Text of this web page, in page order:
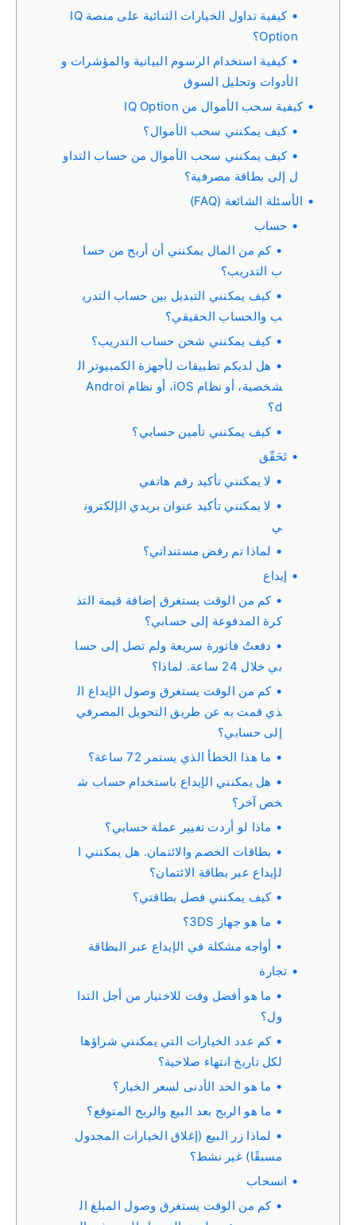
كيفية تداول الخيارات الثنائية على منصة IQ
Option؟
كيفية استخدام الرسوم البيانية والمؤشرات و
الأدوات وتحليل السوق
كيفية سحب الأموال من IQ Option
كيف يمكنني سحب الأموال؟
كيف يمكنني سحب الأموال من حساب التداو
ل إلى بطاقة مصرفية؟
الأسئلة الشائعة (FAQ)
حساب
كم من المال يمكنني أن أربح من حسا
ب التدريب؟
كيف يمكنني التبديل بين حساب التدري
ب والحساب الحقيقي؟
كيف يمكنني شحن حساب التدريب؟
هل لديكم تطبيقات لأجهزة الكمبيوتر ال
شخصية، أو نظام iOS، أو نظام Androi
d؟
كيف يمكنني تأمين حسابي؟
تَحَقّق
لا يمكنني تأكيد رقم هاتفي
لا يمكنني تأكيد عنوان بريدي الإلكترون
ي
لماذا تم رفض مستنداتي؟
إيداع
كم من الوقت يستغرق إضافة قيمة التذ
كرة المدفوعة إلى حسابي؟
دفعتُ فاتورة سريعة ولم تصل إلى حسا
بي خلال 24 ساعة. لماذا؟
كم من الوقت يستغرق وصول الإيداع ال
ذي قمت به عن طريق التحويل المصرفي
إلى حسابي؟
ما هذا الخطأ الذي يستمر 72 ساعة؟
هل يمكنني الإيداع باستخدام حساب ش
خص آخر؟
ماذا لو أردت تغيير عملة حسابي؟
بطاقات الخصم والائتمان. هل يمكنني ا
لإيداع عبر بطاقة الائتمان؟
كيف يمكنني فصل بطاقتي؟
ما هو جهاز 3DS؟
أواجه مشكلة في الإيداع عبر البطاقة
تجارة
ما هو أفضل وقت للاختيار من أجل التدا
ول؟
كم عدد الخيارات التي يمكنني شراؤها
لكل تاريخ انتهاء صلاحية؟
ما هو الحد الأدنى لسعر الخيار؟
ما هو الربح بعد البيع والربح المتوقع؟
لماذا زر البيع (إغلاق الخيارات المجدول
مسبقًا) غير نشط؟
انسحاب
كم من الوقت يستغرق وصول المبلغ ال